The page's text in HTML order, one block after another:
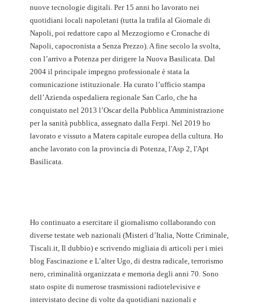
nuove tecnologie digitali. Per 15 anni ho lavorato nei
quotidiani locali napoletani (tutta la trafila al Giornale di
Napoli, poi redattore capo al Mezzogiorno e Cronache di
Napoli, capocronista a Senza Prezzo). A fine secolo la svolta,
con l’arrivo a Potenza per dirigere la Nuova Basilicata. Dal
2004 il principale impegno professionale è stata la
comunicazione istituzionale. Ha curato l’ufficio stampa
dell’Azienda ospedaliera regionale San Carlo, che ha
conquistato nel 2013 l’Oscar della Pubblica Amministrazione
per la sanità pubblica, assegnato dalla Ferpi. Nel 2019 ho
lavorato e vissuto a Matera capitale europea della cultura. Ho
anche lavorato con la provincia di Potenza, l'Asp 2, l'Apt
Basilicata.
Ho continuato a esercitare il giornalismo collaborando con
diverse testate web nazionali (Misteri d’Italia, Notte Criminale,
Tiscali.it, Il dubbio) e scrivendo migliaia di articoli per i miei
blog Fascinazione e L’alter Ugo, di destra radicale, terrorismo
nero, criminalità organizzata e memoria degli anni 70. Sono
stato ospite di numerose trasmissioni radiotelevisive e
intervistato decine di volte da quotidiani nazionali e